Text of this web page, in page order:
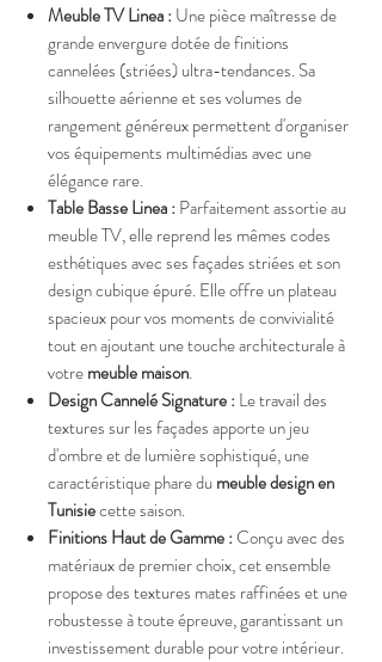
Meuble TV Linea : Une pièce maîtresse de
grande envergure dotée de finitions
cannelées (striées) ultra-tendances. Sa
silhouette aérienne et ses volumes de
rangement généreux permettent d'organiser
vos équipements multimédias avec une
élégance rare.
Table Basse Linea : Parfaitement assortie au
meuble TV, elle reprend les mêmes codes
esthétiques avec ses façades striées et son
design cubique épuré. Elle offre un plateau
spacieux pour vos moments de convivialité
tout en ajoutant une touche architecturale à
votremeuble maison.
Design Cannelé Signature : Le travail des
textures sur les façades apporte un jeu
d'ombre et de lumière sophistiqué, une
caractéristique phare dumeuble design en
Tunisiecette saison.
Finitions Haut de Gamme :Conçu avec des
matériaux de premier choix, cet ensemble
propose des textures mates raffinées et une
robustesse à toute épreuve, garantissant un
investissement durable pour votre intérieur.